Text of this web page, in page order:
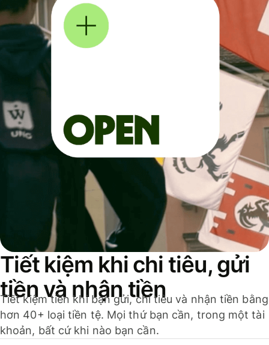
Tiết kiệm khi chi tiêu, gửi
tiền và nhận tiền
Tiết kiệm tiền khi bạn gửi, chi tiêu và nhận tiền bằng
hơn 40+ loại tiền tệ. Mọi thứ bạn cần, trong một tài
khoản, bất cứ khi nào bạn cần.